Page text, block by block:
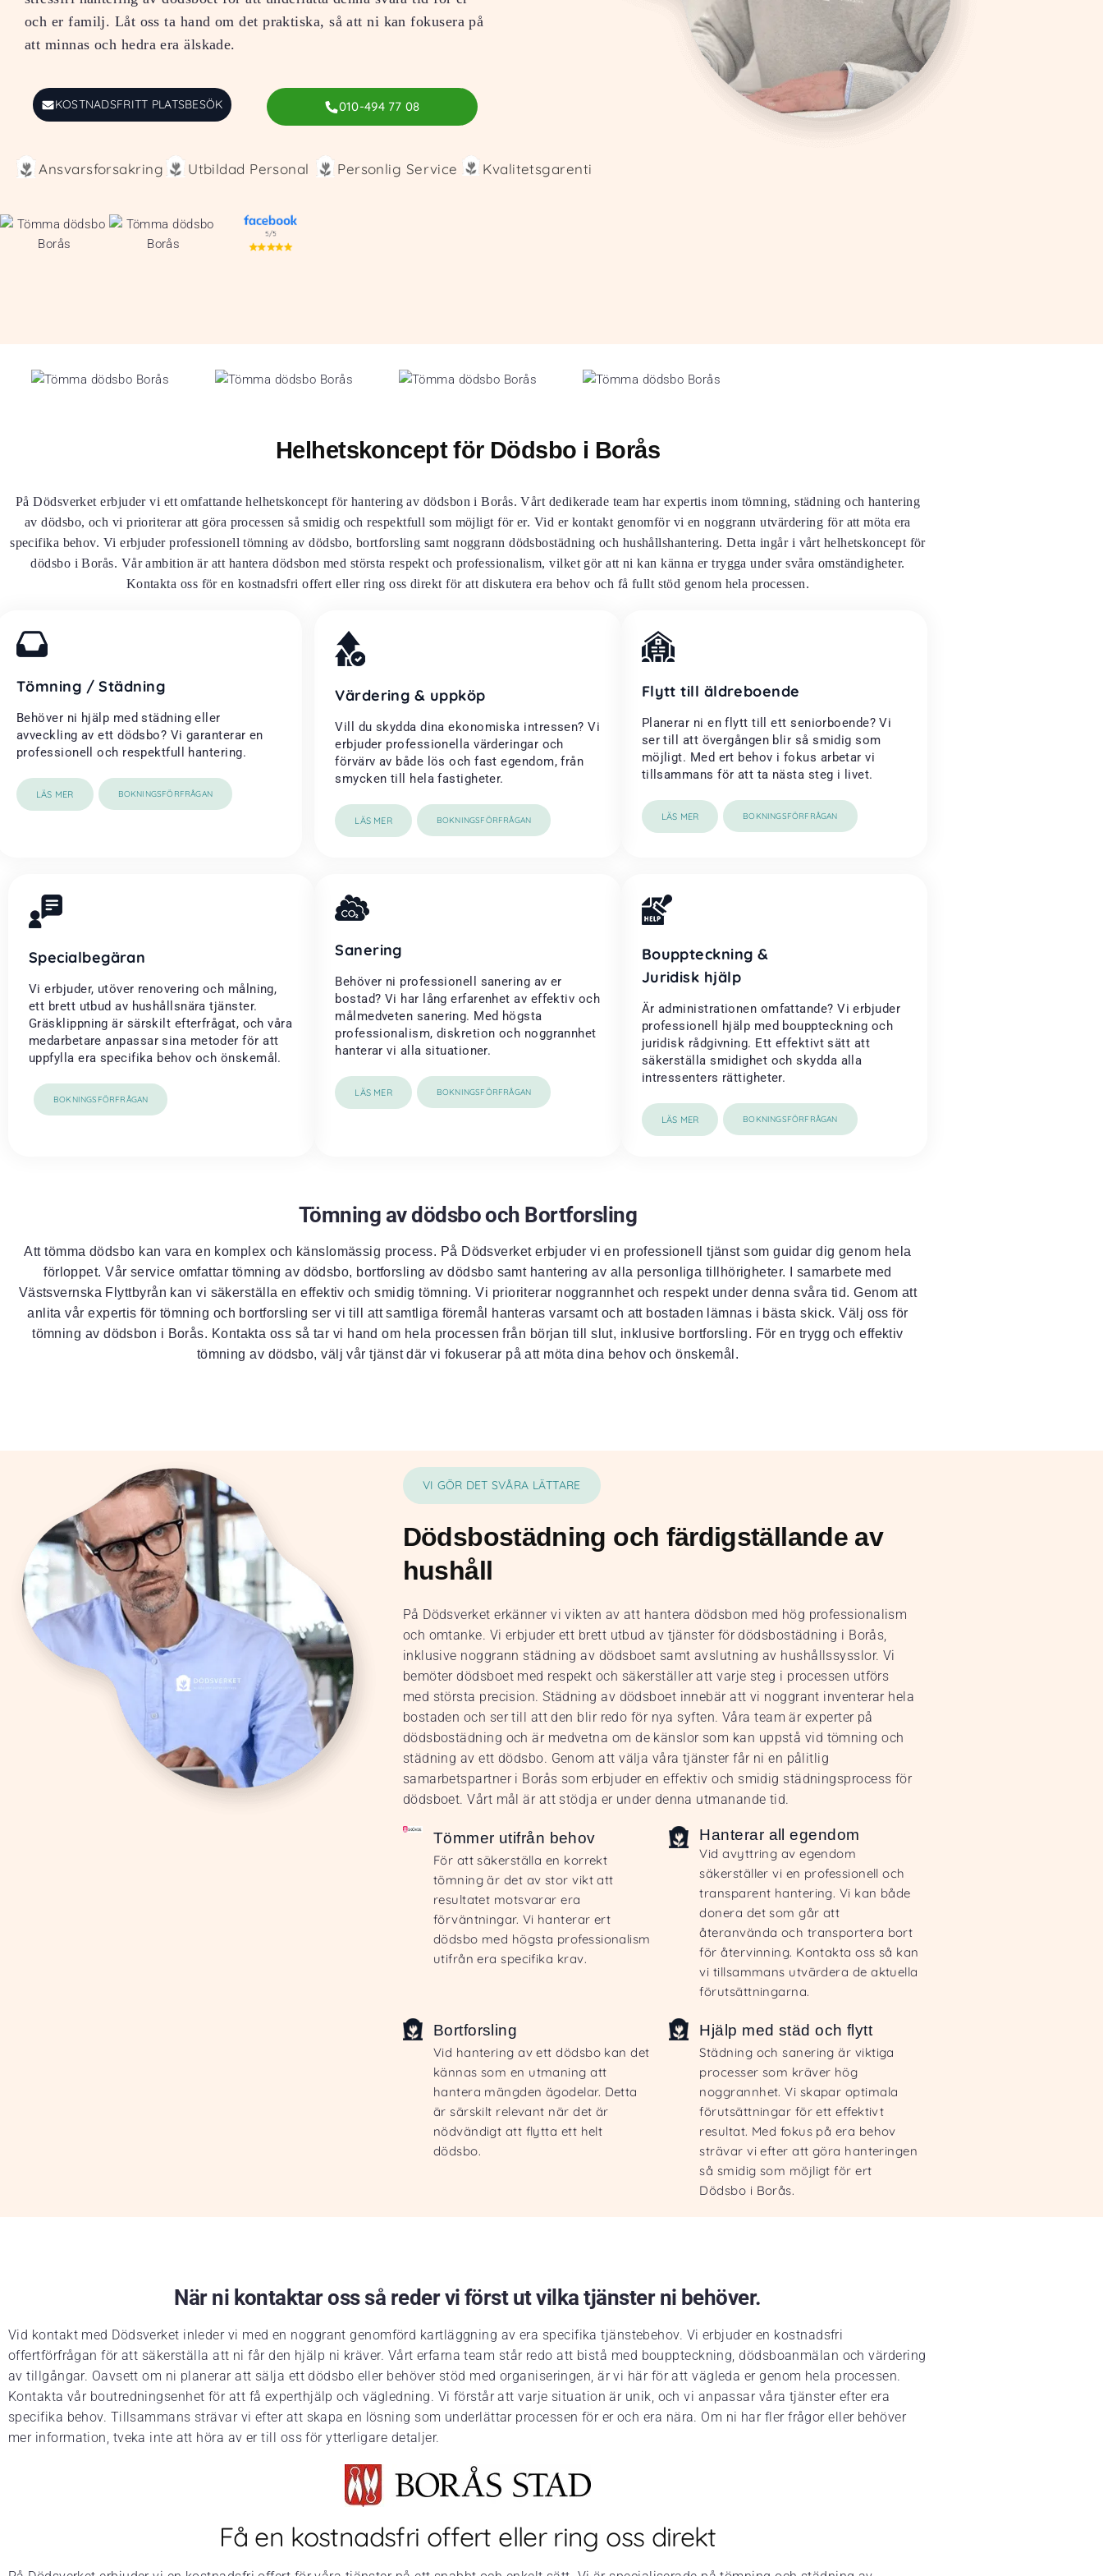
och er familj. Låt oss ta hand om det praktiska, så att ni kan fokusera på
att minnas och hedra era älskade.
KOSTNADSFRITT PLATSBESÖK 010-494 77 08
Ansvarsforsakring Utbildad Personal Personlig Service Kvalitetsgarenti
Helhetskoncept för Dödsbo i Borås
På Dödsverket erbjuder vi ett omfattande helhetskoncept för hantering av dödsbon i Borås. Vårt dedikerade team har expertis inom tömning, städning och hantering
av dödsbo, och vi prioriterar att göra processen så smidig och respektfull som möjligt för er. Vid er kontakt genomför vi en noggrann utvärdering för att möta era
specifika behov. Vi erbjuder professionell tömning av dödsbo, bortforsling samt noggrann dödsbostädning och hushållshantering. Detta ingår i vårt helhetskoncept för
dödsbo i Borås. Vår ambition är att hantera dödsbon med största respekt och professionalism, vilket gör att ni kan känna er trygga under svåra omständigheter.
Kontakta oss för en kostnadsfri offert eller ring oss direkt för att diskutera era behov och få fullt stöd genom hela processen.
Tömning / Städning
Behöver ni hjälp med städning eller
avveckling av ett dödsbo? Vi garanterar en
professionell och respektfull hantering.
LÄS MER BOKNINGSFÖRFRÅGAN
Värdering & uppköp
Vill du skydda dina ekonomiska intressen? Vi
erbjuder professionella värderingar och
förvärv av både lös och fast egendom, från
smycken till hela fastigheter.
LÄS MER BOKNINGSFÖRFRÅGAN
Flytt till äldreboende
Planerar ni en flytt till ett seniorboende? Vi
ser till att övergången blir så smidig som
möjligt. Med ert behov i fokus arbetar vi
tillsammans för att ta nästa steg i livet.
LÄS MER BOKNINGSFÖRFRÅGAN
Specialbegäran
Vi erbjuder, utöver renovering och målning,
ett brett utbud av hushållsnära tjänster.
Gräsklippning är särskilt efterfrågat, och våra
medarbetare anpassar sina metoder för att
uppfylla era specifika behov och önskemål.
BOKNINGSFÖRFRÅGAN
Sanering
Behöver ni professionell sanering av er
bostad? Vi har lång erfarenhet av effektiv och
målmedveten sanering. Med högsta
professionalism, diskretion och noggrannhet
hanterar vi alla situationer.
LÄS MER BOKNINGSFÖRFRÅGAN
Bouppteckning &
Juridisk hjälp
Är administrationen omfattande? Vi erbjuder
professionell hjälp med bouppteckning och
juridisk rådgivning. Ett effektivt sätt att
säkerställa smidighet och skydda alla
intressenters rättigheter.
LÄS MER BOKNINGSFÖRFRÅGAN
Tömning av dödsbo och Bortforsling
Att tömma dödsbo kan vara en komplex och känslomässig process. På Dödsverket erbjuder vi en professionell tjänst som guidar dig genom hela
förloppet. Vår service omfattar tömning av dödsbo, bortforsling av dödsbo samt hantering av alla personliga tillhörigheter. I samarbete med
Västsvernska Flyttbyrån kan vi säkerställa en effektiv och smidig tömning. Vi prioriterar noggrannhet och respekt under denna svåra tid. Genom att
anlita vår expertis för tömning och bortforsling ser vi till att samtliga föremål hanteras varsamt och att bostaden lämnas i bästa skick. Välj oss för
tömning av dödsbon i Borås. Kontakta oss så tar vi hand om hela processen från början till slut, inklusive bortforsling. För en trygg och effektiv
tömning av dödsbo, välj vår tjänst där vi fokuserar på att möta dina behov och önskemål.
VI GÖR DET SVÅRA LÄTTARE
Dödsbostädning och färdigställande av
hushåll
På Dödsverket erkänner vi vikten av att hantera dödsbon med hög professionalism
och omtanke. Vi erbjuder ett brett utbud av tjänster för dödsbostädning i Borås,
inklusive noggrann städning av dödsboet samt avslutning av hushållssysslor. Vi
bemöter dödsboet med respekt och säkerställer att varje steg i processen utförs
med största precision. Städning av dödsboet innebär att vi noggrant inventerar hela
bostaden och ser till att den blir redo för nya syften. Våra team är experter på
dödsbostädning och är medvetna om de känslor som kan uppstå vid tömning och
städning av ett dödsbo. Genom att välja våra tjänster får ni en pålitlig
samarbetspartner i Borås som erbjuder en effektiv och smidig städningsprocess för
dödsboet. Vårt mål är att stödja er under denna utmanande tid.
Tömmer utifrån behov
För att säkerställa en korrekt
tömning är det av stor vikt att
resultatet motsvarar era
förväntningar. Vi hanterar ert
dödsbo med högsta professionalism
utifrån era specifika krav.
Hanterar all egendom
Vid avyttring av egendom
säkerställer vi en professionell och
transparent hantering. Vi kan både
donera det som går att
återanvända och transportera bort
för återvinning. Kontakta oss så kan
vi tillsammans utvärdera de aktuella
förutsättningarna.
Bortforsling
Vid hantering av ett dödsbo kan det
kännas som en utmaning att
hantera mängden ägodelar. Detta
är särskilt relevant när det är
nödvändigt att flytta ett helt
dödsbo.
Hjälp med städ och flytt
Städning och sanering är viktiga
processer som kräver hög
noggrannhet. Vi skapar optimala
förutsättningar för ett effektivt
resultat. Med fokus på era behov
strävar vi efter att göra hanteringen
så smidig som möjligt för ert
Dödsbo i Borås.
När ni kontaktar oss så reder vi först ut vilka tjänster ni behöver.
Vid kontakt med Dödsverket inleder vi med en noggrant genomförd kartläggning av era specifika tjänstebehov. Vi erbjuder en kostnadsfri
offertförfrågan för att säkerställa att ni får den hjälp ni kräver. Vårt erfarna team står redo att bistå med bouppteckning, dödsboanmälan och värdering
av tillgångar. Oavsett om ni planerar att sälja ett dödsbo eller behöver stöd med organiseringen, är vi här för att vägleda er genom hela processen.
Kontakta vår boutredningsenhet för att få experthjälp och vägledning. Vi förstår att varje situation är unik, och vi anpassar våra tjänster efter era
specifika behov. Tillsammans strävar vi efter att skapa en lösning som underlättar processen för er och era nära. Om ni har fler frågor eller behöver
mer information, tveka inte att höra av er till oss för ytterligare detaljer.
Få en kostnadsfri offert eller ring oss direkt